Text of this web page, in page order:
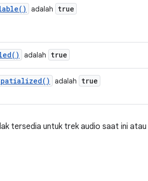
adalah true
adalah true
adalah true
tersedia untuk trek audio saat ini atau